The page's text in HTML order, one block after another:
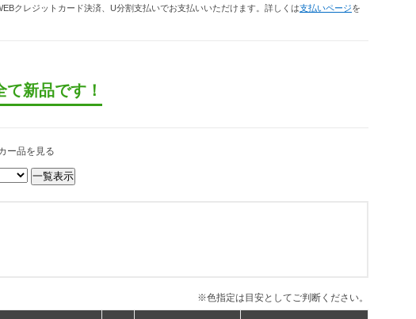
クレジットカード決済、U分割支払いでお支払いいただけます。詳しくは支払いページを
新品です！
ー品を見る
※色指定は目安としてご判断ください。